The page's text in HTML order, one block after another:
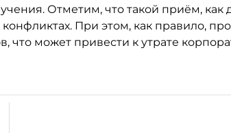
Отметим, что такой приём, как
При этом, как правило,
что может привести к утрате